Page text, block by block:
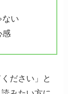
ない
感
ださい」と